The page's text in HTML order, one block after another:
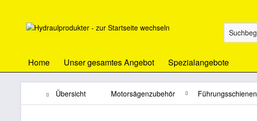
Home Unser gesamtes Angebot Spezialangebote
Übersicht Motorsägenzubehör Führungsschienen